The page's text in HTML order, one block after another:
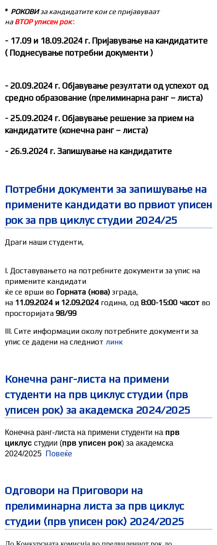
* РОКОВИ за кандидатите кои се пријавуваат
наВТОР уписен рок:
- 17.09 и 18.09.2024 г. Пријавување на кандидатите
( Поднесување потребни документи )
- 20.09.2024 г. Објавување резултати од успехот од
средно образование (прелиминарна ранг – листа)
- 25.09.2024 г. Објавување решение за прием на
кандидатите (конечна ранг – листа)
- 26.9.2024 г. Запишување на кандидатите
Потребни документи за запишување на
примените кандидати во првиот уписен
рок за прв циклус студии 2024/25
Драги наши студенти,
I. Доставувањето на потребните документи за упис на
примените кандидати
ќе се врши во Горната (нова) зграда,
на 11.09.2024 и 12.09.2024 година, од 8:00-15:00 часот во
просторијата 98/99
III. Сите информации околу потребните документи за
упис се дадени на следниот линк
Конечна ранг-листа на примени
студенти на прв циклус студии (прв
уписен рок) за академска 2024/2025
Конечна ранг-листа на примени студенти на прв
циклус студии (прв уписен рок) за академска
2024/2025 Повеќе
Одговори на Приговори на
прелиминарна листа за прв циклус
студии (прв уписен рок) 2024/2025